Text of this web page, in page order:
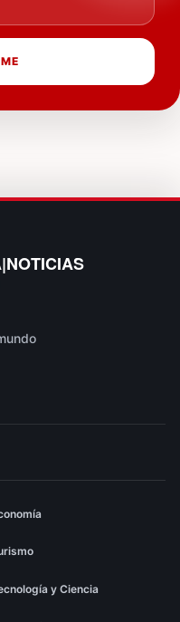
y Ciencia